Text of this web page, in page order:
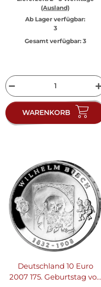
(Ausland)
Ab Lager verfügbar:
3
Gesamt verfügbar:3
WARENKORB
Deutschland 10 Euro
2007 175. Geburtstag von